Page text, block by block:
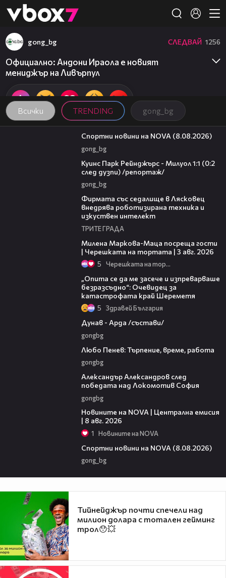
👾
Всички TRENDING gong_bg
gong_bg СЛЕДВАЙ 1256
Официално: Андони Ираола е новият
мениджър на Ливърпул
04:09
Спортни новини на NOVA (8.08.2026)
gong_bg
Куинс Парк Рейнджърс - Милуол 1:1 (0:2
след дузпи) /репортаж/
gong_bg
Фирмата със седалище в Лясковец
внедрява роботизирана техника и
изкуствен интелект
ТРИТЕ ГРАДА
Милена Маркова-Маца посреща гости
| Черешката на тортата | 3 авг. 2026
5 Черешката на тортата
„Опита се да ме засече и изпреварваше
безразсъдно“: Очевидец за
катастрофата край Шереметя
5 Здравей България
Дунав - Арда /състави/
gongbg
Любо Пенев: Търпение, време, работа
gongbg
Александър Александров след
победата над Локомотив София
gongbg
Новините на NOVA | Централна емисия
| 8 авг. 2026
1 Новините на NOVA
Спортни новини на NOVA (8.08.2026)
gong_bg
Тийнейджър почти спечели над
милион долара с тотален гейминг
трол😯💥